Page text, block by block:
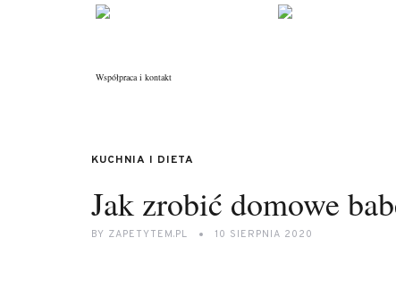
Współpraca i kontakt
KUCHNIA I DIETA
Jak zrobić domowe
BY ZAPETYTEM.PL 10 SIERPNIA 2020